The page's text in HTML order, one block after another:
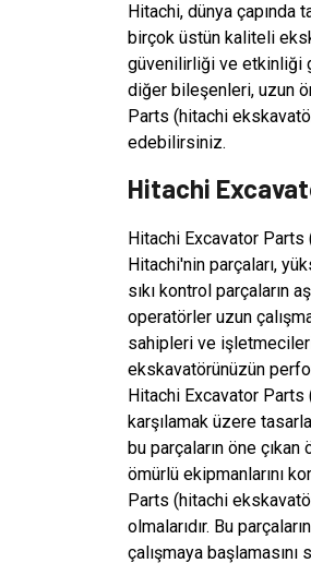
Hitachi, dünya çapında
birçok üstün kaliteli
güvenilirliği ve etkinliği
diğer bileşenleri, uzun
Parts (hitachi
edebilirsiniz.
Hitachi
Hitachi Excavator Parts
Hitachi'nin parçaları,
sıkı kontrol parçaların
operatörler uzun
sahipleri ve
ekskavatörünüzün
Hitachi Excavator
karşılamak üzere
bu parçaların öne
ömürlü ekipmanlarını
Parts (hitachi
olmalarıdır. Bu
çalışmaya başlamasını